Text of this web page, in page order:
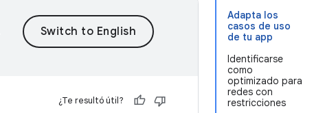
Adapta los
casos de uso
de tu app
Identificarse
como
optimizado para
redes con
restricciones
¿Te resultó útil?